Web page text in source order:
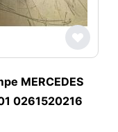
MERCEDES
0261520216